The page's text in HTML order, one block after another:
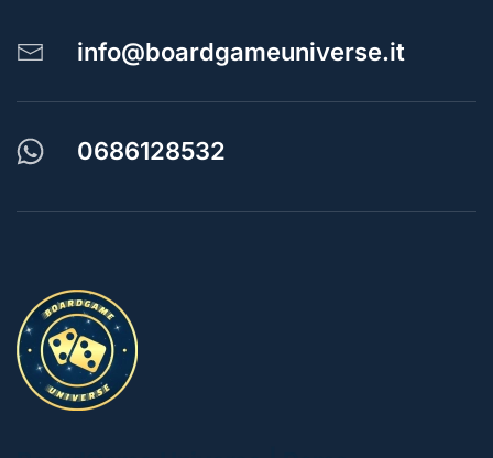
info@boardgameuniverse.it
0686128532